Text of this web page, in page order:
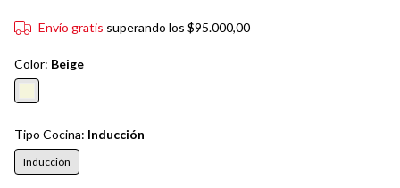
Envío gratis superando los $95.000,00
Color: Beige
Tipo Cocina: Inducción
Inducción